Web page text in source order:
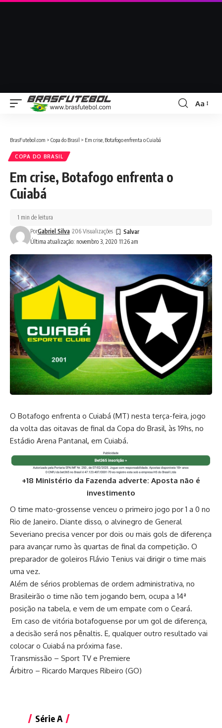
Aa
BrasFutebol.com > Copa do Brasil > Em crise, Botafogo enfrenta o Cuiabá
COPA DO BRASIL
Em crise, Botafogo enfrenta o
Cuiabá
Última atualização: novembro 3, 2020 11:26 am
PorGabriel Silva 206 Visualizações
1 min de leitura
O Botafogo enfrenta o Cuiabá (MT) nesta terça-feira, jogo
da volta das oitavas de final da Copa do Brasil, às 19hs, no
Estádio Arena Pantanal, em Cuiabá.
+18 Ministério da Fazenda adverte: Aposta não é
investimento
O time mato-grossense venceu o primeiro jogo por 1 a 0 no
Rio de Janeiro. Diante disso, o alvinegro de General
Severiano precisa vencer por dois ou mais gols de diferença
para avançar rumo às quartas de final da competição. O
preparador de goleiros Flávio Tenius vai dirigir o time mais
uma vez.
Além de sérios problemas de ordem administrativa, no
Brasileirão o time não tem jogando bem, ocupa a 14ª
posição na tabela, e vem de um empate com o Ceará.
Em caso de vitória botafoguense por um gol de diferença,
a decisão será nos pênaltis. E, qualquer outro resultado vai
colocar o Cuiabá na próxima fase.
Transmissão – Sport TV e Premiere
Árbitro – Ricardo Marques Ribeiro (GO)
Série A